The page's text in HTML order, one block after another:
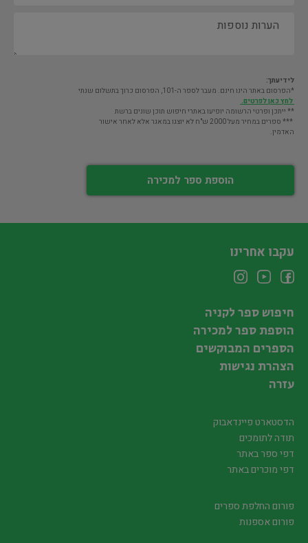
לידיעתך:
*הפרסום באתר הינו חינם. מעבר לספר ה-101, הפרסום כרוך בתשלום שנתי
לחץ כאן לפרטים.
** ייתכן ופרטי הרשומה יופיעו באתרי חיפוש תוכן שונים ברשת
*** ספרים במחיר מעל 2000 ש"ח לא יוצגו במאגר אלא לאחר אישור
האדמין.
הוספת ספר למכירה
עקבו אחרינו
חיפוש ספר לקניה
הוספת ספר למכירה
הספרים המבוקשים
הצהרת נגישות
עזרה
הדסטארט פיינדאבוק
תודה לתומכים
דפי ספר באתר
דפי מוכרים באתר
פורום החלפת ספרים
פורום אספנות